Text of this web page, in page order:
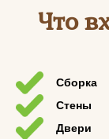
Что
Сборка
Стены
Двери